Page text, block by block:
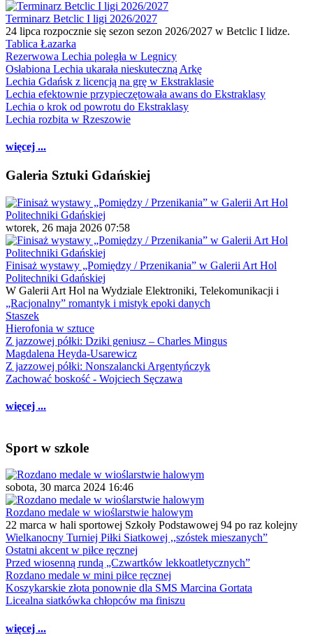
Terminarz Betclic I ligi 2026/2027
24 lipca rozpocznie się sezon sezon 2026/2027 w Betclic I lidze.
Tablica Łazarka
Rezerwowa Lechia poległa w Legnicy
Osłabiona Lechia ukarała nieskuteczną Arkę
Lechia Gdańsk z licencją na grę w Ekstraklasie
Lechia efektownie przypieczętowała awans do Ekstraklasy
Lechia o krok od powrotu do Ekstraklasy
Lechia rozbita w Rzeszowie
więcej ...
Galeria Sztuki Gdańskiej
wtorek, 26 maja 2026 07:58
Finisaż wystawy „Pomiędzy / Przenikania” w Galerii Art Hol
Politechniki Gdańskiej
W Galerii Art Hol na Wydziale Elektroniki, Telekomunikacji i
„Racjonalny” romantyk i mistyk epoki danych
Staszek
Hierofonia w sztuce
Z jazzowej półki: Dziki geniusz – Charles Mingus
Magdalena Heyda-Usarewicz
Z jazzowej półki: Nonszalancki Argentyńczyk
Zachować boskość - Wojciech Sęczawa
więcej ...
Sport w szkole
sobota, 30 marca 2024 16:46
Rozdano medale w wioślarstwie halowym
22 marca w hali sportowej Szkoły Podstawowej 94 po raz kolejny
Wielkanocny Turniej Piłki Siatkowej ,,szóstek mieszanych”
Ostatni akcent w piłce ręcznej
Przed wiosenną rundą „Czwartków lekkoatletycznych”
Rozdano medale w mini piłce ręcznej
Koszykarskie złota ponownie dla SMS Marcina Gortata
Licealna siatkówka chłopców ma finiszu
więcej ...